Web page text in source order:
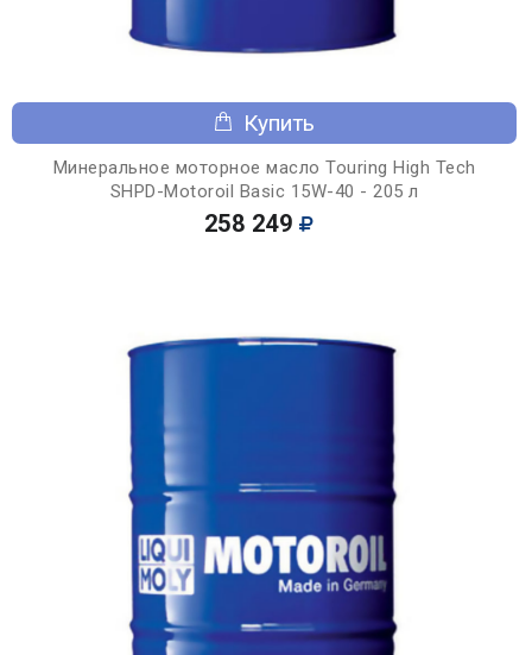
Купить
Минеральное моторное масло Touring High Tech
SHPD-Motoroil Basic 15W-40 - 205 л
258 249